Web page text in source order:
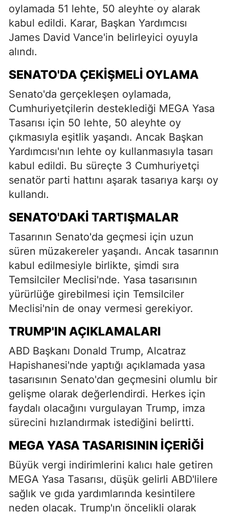
oylamada 51 lehte, 50 aleyhte oy alarak
kabul edildi. Karar, Başkan Yardımcısı
James David Vance'in belirleyici oyuyla
alındı.
SENATO'DA ÇEKIŞMELI OYLAMA
Senato'da gerçekleşen oylamada,
Cumhuriyetçilerin desteklediği MEGA Yasa
Tasarısı için 50 lehte, 50 aleyhte oy
çıkmasıyla eşitlik yaşandı. Ancak Başkan
Yardımcısı'nın lehte oy kullanmasıyla tasarı
kabul edildi. Bu süreçte 3 Cumhuriyetçi
senatör parti hattını aşarak tasarıya karşı oy
kullandı.
SENATO'DAKI TARTIŞMALAR
Tasarının Senato'da geçmesi için uzun
süren müzakereler yaşandı. Ancak tasarının
kabul edilmesiyle birlikte, şimdi sıra
Temsilciler Meclisi'nde. Yasa tasarısının
yürürlüğe girebilmesi için Temsilciler
Meclisi'nin de onay vermesi gerekiyor.
TRUMP'IN AÇIKLAMALARI
ABD Başkanı Donald Trump, Alcatraz
Hapishanesi'nde yaptığı açıklamada yasa
tasarısının Senato'dan geçmesini olumlu bir
gelişme olarak değerlendirdi. Herkes için
faydalı olacağını vurgulayan Trump, imza
sürecini hızlandırmak istediğini belirtti.
MEGA YASA TASARISININ İÇERIĞI
Büyük vergi indirimlerini kalıcı hale getiren
MEGA Yasa Tasarısı, düşük gelirli ABD'lilere
sağlık ve gıda yardımlarında kesintilere
neden olacak. Trump'ın öncelikli olarak